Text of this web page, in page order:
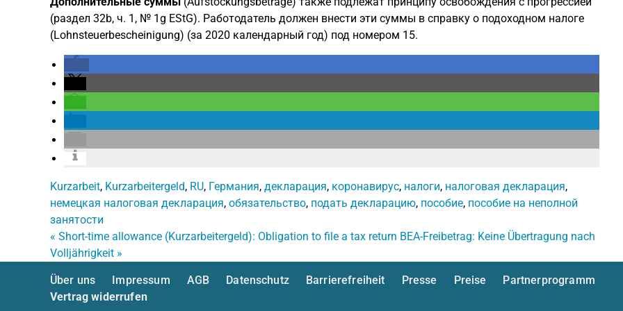
(раздел 32b, ч. 1, № 1g EStG). Работодатель должен внести эти суммы в справку о подоходном налоге
(Lohnsteuerbescheinigung) (за 2020 календарный год) под номером 15.
Kurzarbeit, Kurzarbeitergeld, RU, Германия, декларация, коронавирус, налоги, налоговая декларация,
немецкая налоговая декларация, обязательство, подать декларацию, пособие, пособие на неполной
занятости
« Short-time allowance (Kurzarbeitergeld): Obligation to file a tax return BEA-Freibetrag: Keine Übertragung nach
Volljährigkeit »
Über uns Impressum AGB Datenschutz Barrierefreiheit Presse Preise
Partnerprogramm
Vertrag widerrufen